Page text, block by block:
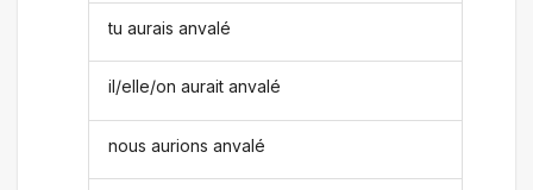
tu aurais anvalé
il/elle/on aurait anvalé
nous aurions anvalé